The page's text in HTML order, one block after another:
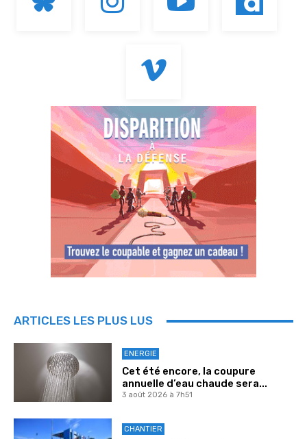
ARTICLES LES PLUS LUS
ENERGIE
Cet été encore, la coupure
annuelle d’eau chaude sera...
3 août 2026 à 7h51
CHANTIER